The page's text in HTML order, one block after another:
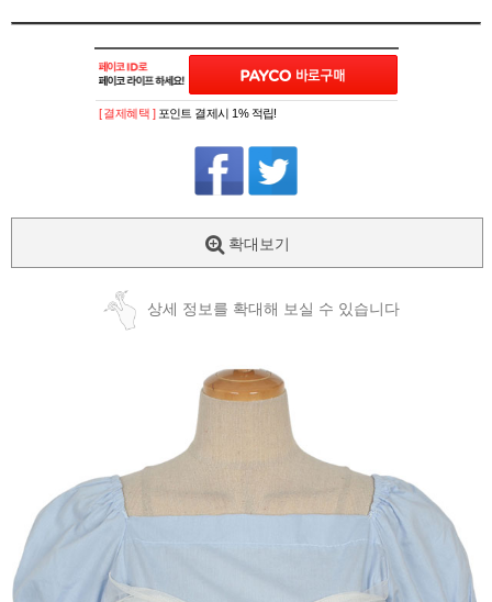
[ 결제혜택 ] 포인트 결제시 1% 적립!
확대보기
상세 정보를 확대해 보실 수 있습니다